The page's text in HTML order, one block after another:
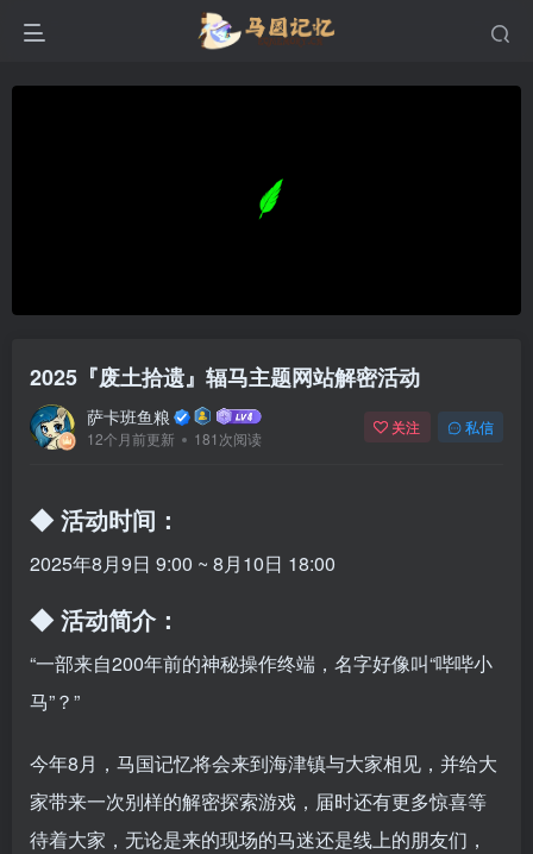
2025『废土拾遗』辐马主题网站解密活动
萨卡班鱼粮
12个月前更新 181次阅读
关注 私信
◆ 活动时间：
2025年8月9日 9:00 ~ 8月10日 18:00
◆ 活动简介：
“一部来自200年前的神秘操作终端，名字好像叫“哔哔小
马”？”
今年8月，马国记忆将会来到海津镇与大家相见，并给大
家带来一次别样的解密探索游戏，届时还有更多惊喜等
待着大家，无论是来的现场的马迷还是线上的朋友们，